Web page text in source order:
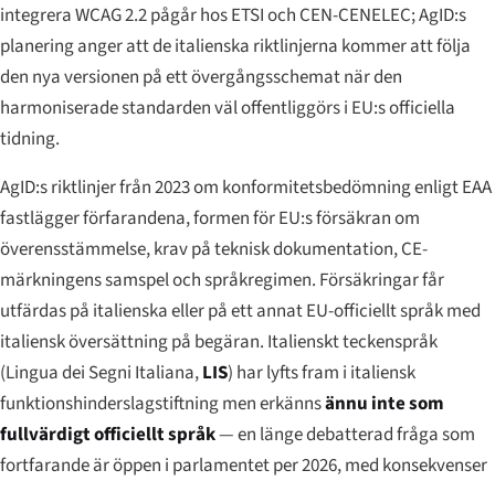
integrera WCAG 2.2 pågår hos ETSI och CEN-CENELEC; AgID:s
planering anger att de italienska riktlinjerna kommer att följa
den nya versionen på ett övergångsschemat när den
harmoniserade standarden väl offentliggörs i EU:s officiella
tidning.
AgID:s riktlinjer från 2023 om konformitetsbedömning enligt EAA
fastlägger förfarandena, formen för EU:s försäkran om
överensstämmelse, krav på teknisk dokumentation, CE-
märkningens samspel och språkregimen. Försäkringar får
utfärdas på italienska eller på ett annat EU-officiellt språk med
italiensk översättning på begäran. Italienskt teckenspråk
(Lingua dei Segni Italiana,LIS) har lyfts fram i italiensk
funktionshinderslagstiftning men erkännsännu inte som
fullvärdigt officiellt språk— en länge debatterad fråga som
fortfarande är öppen i parlamentet per 2026, med konsekvenser